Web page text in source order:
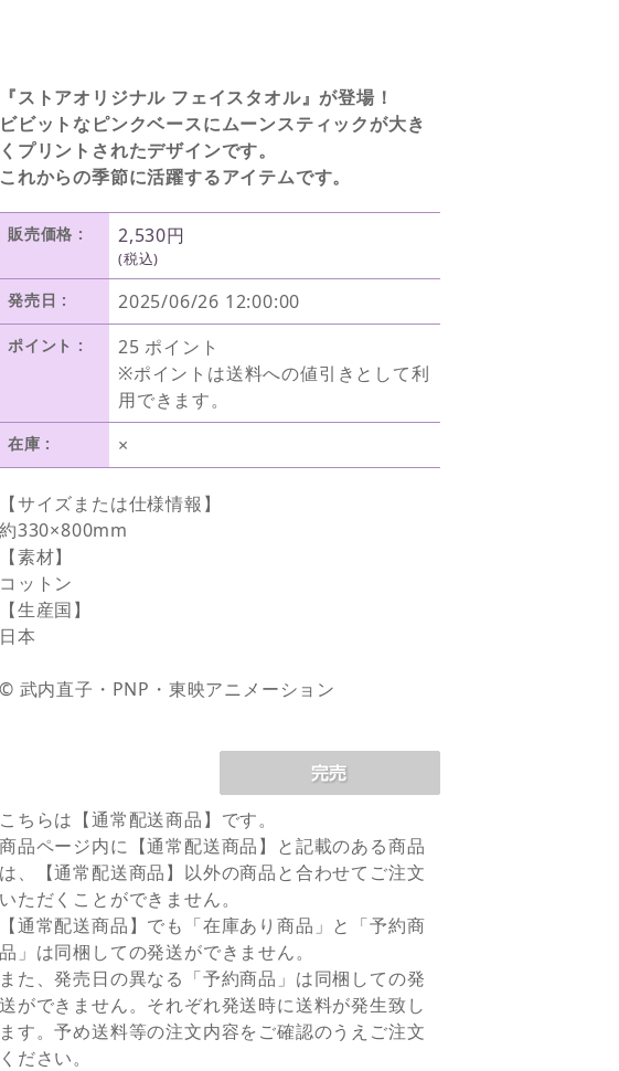
『ストアオリジナル フェイスタオル』が登場！
ビビットなピンクベースにムーンスティックが大き
くプリントされたデザインです。
これからの季節に活躍するアイテムです。
販売価格 : 2,530円
(税込)
発売日 : 2025/06/26 12:00:00
ポイント :
25 ポイント
※ポイントは送料への値引きとして利
用できます。
在庫 : ×
【サイズまたは仕様情報】
約330×800mm
【素材】
コットン
【生産国】
日本
© 武内直子・PNP・東映アニメーション
こちらは【通常配送商品】です。
商品ページ内に【通常配送商品】と記載のある商品
は、【通常配送商品】以外の商品と合わせてご注文
いただくことができません。
【通常配送商品】でも「在庫あり商品」と「予約商
品」は同梱しての発送ができません。
また、発売日の異なる「予約商品」は同梱しての発
送ができません。それぞれ発送時に送料が発生致し
ます。予め送料等の注文内容をご確認のうえご注文
ください。